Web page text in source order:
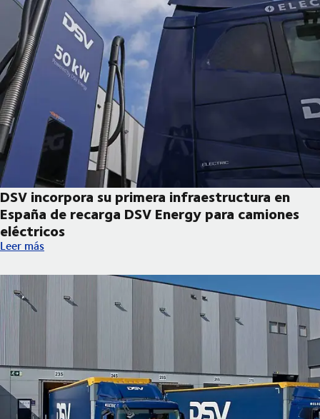
DSV incorpora su primera infraestructura en
España de recarga DSV Energy para camiones
eléctricos
DSV incorpora su primera infraestructura en España de
Leer más